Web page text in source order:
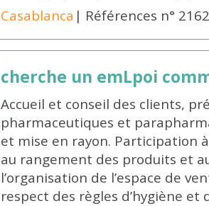
Casablanca | Références n°
cherche un emLpoi
Accueil et conseil des clients,
pharmaceutiques et
et mise en rayon. Participation
au rangement des produits et
l’organisation de l’espace de
respect des règles d’hygiène et